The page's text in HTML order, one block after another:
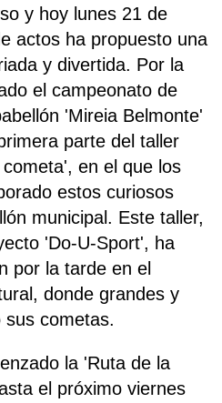
y hoy lunes 21 de
actos ha propuesto una
y divertida. Por la
el campeonato de
'Mireia Belmonte'
parte del taller
en el que los
estos curiosos
municipal. Este taller,
'Do-U-Sport', ha
por la tarde en el
donde grandes y
sus cometas.
la 'Ruta de la
el próximo viernes